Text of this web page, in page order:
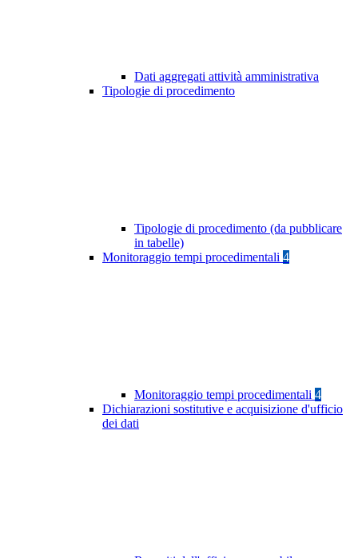
Dati aggregati attività amministrativa
Tipologie di procedimento
Tipologie di procedimento (da pubblicare
in tabelle)
Monitoraggio tempi procedimentali 4
Monitoraggio tempi procedimentali 4
Dichiarazioni sostitutive e acquisizione d'ufficio
dei dati